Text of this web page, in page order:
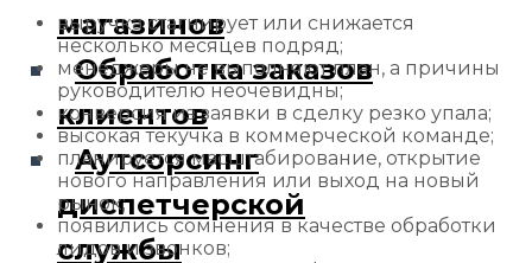
магазинов
Обработка заказов
клиентов
Аутсорсинг
диспетчерской
службы
выручка стагнирует или снижается
несколько месяцев подряд;
менеджеры не выполняют план, а причины
руководителю неочевидны;
конверсия из заявки в сделку резко упала;
высокая текучка в коммерческой команде;
планируется масштабирование, открытие
нового направления или выход на новый
рынок;
появились сомнения в качестве обработки
лидов и звонков;